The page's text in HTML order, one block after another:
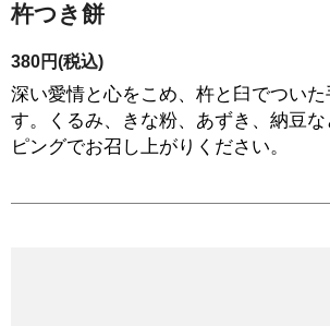
杵つき餅
380円(税込)
深い愛情と心をこめ、杵と臼でつい
す。くるみ、きな粉、あずき、納豆
ピングでお召し上がりください。